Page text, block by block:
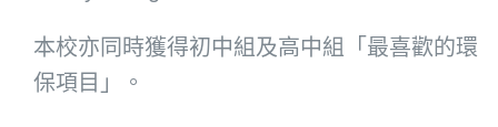
本校亦同時獲得初中組及高中組「最喜歡的環
保項目」。